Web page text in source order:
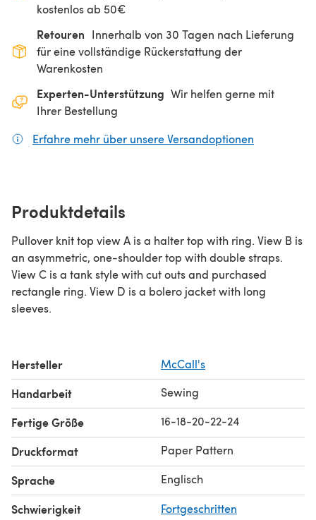
kostenlos ab 50€
Retouren Innerhalb von 30 Tagen nach Lieferung
für eine vollständige Rückerstattung der
Warenkosten
Experten-Unterstützung Wir helfen gerne mit
Ihrer Bestellung
Erfahre mehr über unsere Versandoptionen
Produktdetails
Pullover knit top view A is a halter top with ring. View B is
an asymmetric, one-shoulder top with double straps.
View C is a tank style with cut outs and purchased
rectangle ring. View D is a bolero jacket with long
sleeves.
Hersteller McCall's
Handarbeit Sewing
Fertige Größe 16-18-20-22-24
Druckformat Paper Pattern
Sprache Englisch
Schwierigkeit Fortgeschritten